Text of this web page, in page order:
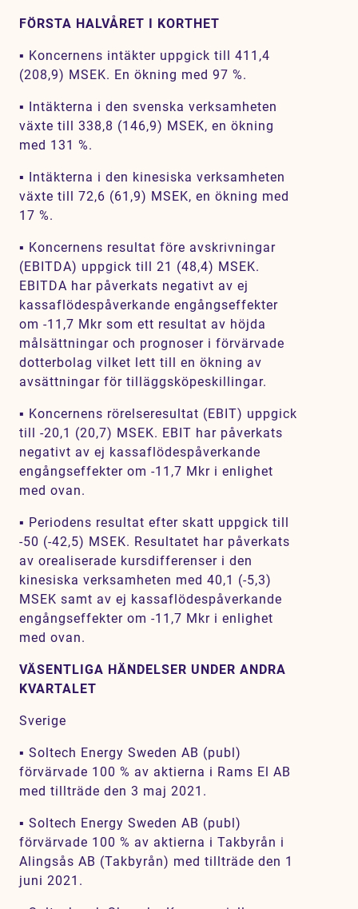
FÖRSTA HALVÅRET I KORTHET
▪ Koncernens intäkter uppgick till 411,4
(208,9) MSEK. En ökning med 97 %.
▪ Intäkterna i den svenska verksamheten
växte till 338,8 (146,9) MSEK, en ökning
med 131 %.
▪ Intäkterna i den kinesiska verksamheten
växte till 72,6 (61,9) MSEK, en ökning med
17 %.
▪ Koncernens resultat före avskrivningar
(EBITDA) uppgick till 21 (48,4) MSEK.
EBITDA har påverkats negativt av ej
kassaflödespåverkande engångseffekter
om -11,7 Mkr som ett resultat av höjda
målsättningar och prognoser i förvärvade
dotterbolag vilket lett till en ökning av
avsättningar för tilläggsköpeskillingar.
▪ Koncernens rörelseresultat (EBIT) uppgick
till -20,1 (20,7) MSEK. EBIT har påverkats
negativt av ej kassaflödespåverkande
engångseffekter om -11,7 Mkr i enlighet
med ovan.
▪ Periodens resultat efter skatt uppgick till
-50 (-42,5) MSEK. Resultatet har påverkats
av orealiserade kursdifferenser i den
kinesiska verksamheten med 40,1 (-5,3)
MSEK samt av ej kassaflödespåverkande
engångseffekter om -11,7 Mkr i enlighet
med ovan.
VÄSENTLIGA HÄNDELSER UNDER ANDRA
KVARTALET
Sverige
▪ Soltech Energy Sweden AB (publ)
förvärvade 100 % av aktierna i Rams El AB
med tillträde den 3 maj 2021.
▪ Soltech Energy Sweden AB (publ)
förvärvade 100 % av aktierna i Takbyrån i
Alingsås AB (Takbyrån) med tillträde den 1
juni 2021.